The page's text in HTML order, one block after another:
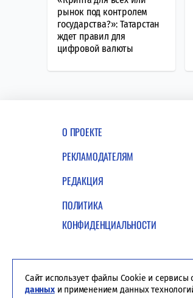
рынок под контролем
государства?»: Татарстан
ждет правил для
цифровой валюты
О ПРОЕКТЕ
РЕКЛАМОДАТЕЛЯМ
РЕДАКЦИЯ
ПОЛИТИКА
КОНФИДЕНЦИАЛЬНОСТИ
Сайт использует файлы Cookie и сервисы
данныхи применением данных